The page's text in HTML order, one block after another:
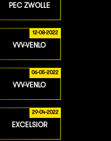
PEC ZWOLLE
12-08-2022
VVV-VENLO
06-05-2022
VVV-VENLO
29-04-2022
EXCELSIOR